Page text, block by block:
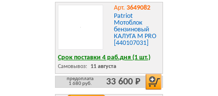
Арт. 3649082
Patriot
Мотоблок
бензиновый
КАЛУГА M PRO
[440107031]
Срок поставки 4 раб.дня (1 шт.)
Самовывоз: 11 августа
предоплата
1 680 руб.
33 600 Р